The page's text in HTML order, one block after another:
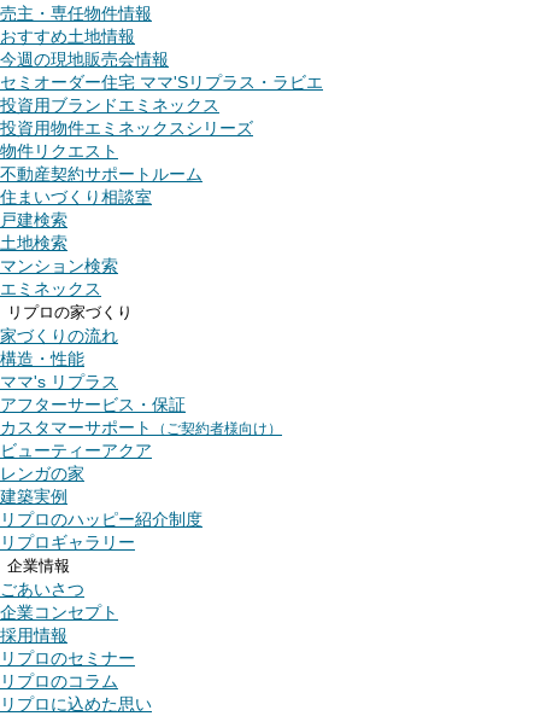
売主・専任物件情報
おすすめ土地情報
今週の現地販売会情報
セミオーダー住宅 ママ'Sリプラス・ラビエ
投資用ブランドエミネックス
投資用物件エミネックスシリーズ
物件リクエスト
不動産契約サポートルーム
住まいづくり相談室
戸建検索
土地検索
マンション検索
エミネックス
リプロの家づくり
家づくりの流れ
構造・性能
ママ's リプラス
アフターサービス・保証
カスタマーサポート
（ご契約者様向け）
ビューティーアクア
レンガの家
建築実例
リプロのハッピー紹介制度
リプロギャラリー
企業情報
ごあいさつ
企業コンセプト
採用情報
リプロのセミナー
リプロのコラム
リプロに込めた思い